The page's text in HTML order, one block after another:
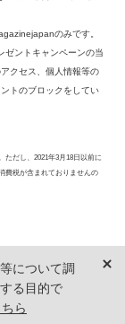
のみです。
ゼントキャンペーンの当
クセス、個人情報等の
トのブロックをしてい
だし、2021年3月18日以前に
費税が含まれておりませんの
について調
る目的で
ちら